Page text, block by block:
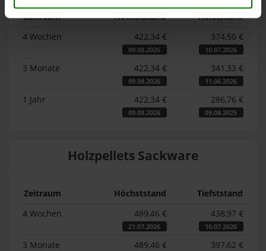
Zeitraum Höchststand
Tiefststand
4 Wochen
422,34 €
09.08.2026
374,50 €
10.07.2026
3 Monate 422,34 €
09.08.2026
341,33 €
11.06.2026
1 Jahr 422,34 €
09.08.2026
286,76 €
09.08.2025
Holzpellets Sackware
Zeitraum Höchststand
Tiefststand
4 Wochen
489,46 €
21.07.2026
438,97 €
10.07.2026
3 Monate 489,46 € 397,62 €